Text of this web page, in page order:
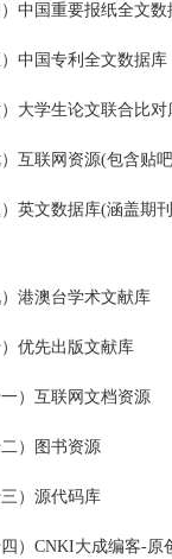
）中国重要报纸全文数
）中国专利全文数据库
）大学生论文联合比对
）互联网资源(包含贴
）英文数据库(涵盖期
）港澳台学术文献库
）优先出版文献库
一）互联网文档资源
二）图书资源
三）源代码库
四）CNKI大成编客-原